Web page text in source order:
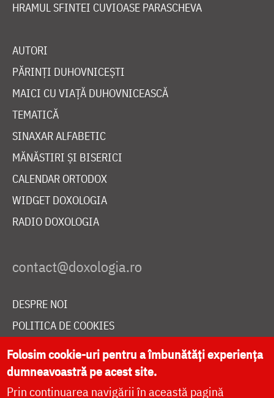
HRAMUL SFINTEI CUVIOASE PARASCHEVA
AUTORI
PĂRINȚI DUHOVNICEȘTI
MAICI CU VIAȚĂ DUHOVNICEASCĂ
TEMATICĂ
SINAXAR ALFABETIC
MĂNĂSTIRI ȘI BISERICI
CALENDAR ORTODOX
WIDGET DOXOLOGIA
RADIO DOXOLOGIA
DESPRE NOI
POLITICA DE COOKIES
DONEAZĂ ONLINE PENTRU CATEDRALA NAȚIONALĂ
LIVE
Folosim cookie-uri pentru a îmbunătăți experiența
dumneavoastră pe acest site.
Prin continuarea navigării în această pagină